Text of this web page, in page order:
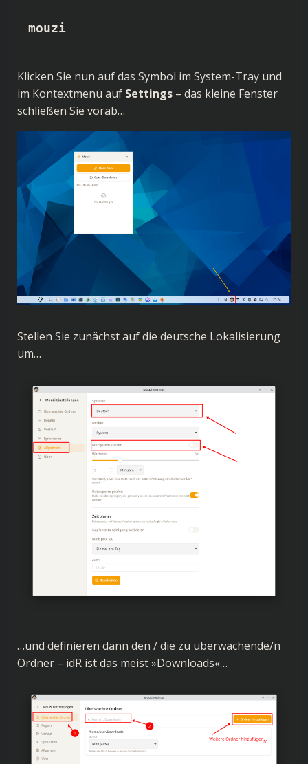
mouzi
Klicken Sie nun auf das Symbol im System-Tray und
im Kontextmenü auf Settings – das kleine Fenster
schließen Sie vorab…
Stellen Sie zunächst auf die deutsche Lokalisierung
um…
…und definieren dann den / die zu überwachende/n
Ordner – idR ist das meist »Downloads«…